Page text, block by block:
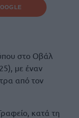
στο Οβάλ
με έναν
από τον
κατά τη